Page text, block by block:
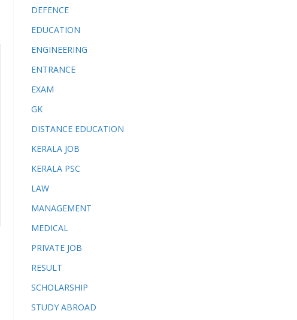
DEFENCE
EDUCATION
ENGINEERING
ENTRANCE
EXAM
GK
DISTANCE EDUCATION
KERALA JOB
KERALA PSC
LAW
MANAGEMENT
MEDICAL
PRIVATE JOB
RESULT
SCHOLARSHIP
STUDY ABROAD